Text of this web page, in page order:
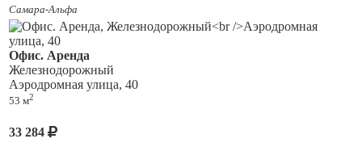
Арендатору предоставляется место для парковки у входа в
здание. Имеется круглосуточная охрана, действует
пропускная система. Есть возможность предоставления
мебели.
Здание обслуживается управляющей компанией. Аренда с
НДС, в стоимость аренды не входят коммунальные платежи.
Самара-Альфа
Офис. Аренда
Железнодорожный
Аэродромная улица, 40
53 м2
33 284